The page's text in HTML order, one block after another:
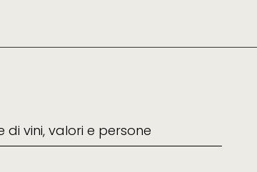
di vini, valori e persone